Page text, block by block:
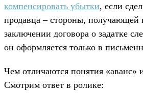
компенсировать убытки, если
продавца – стороны, получающей
заключении договора о задатке
он оформляется только в
Чем отличаются понятия «аванс»
Смотрим ответ в ролике: